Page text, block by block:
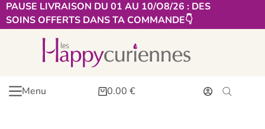
PAUSE LIVRAISON DU 01 AU 10/O8/26 : DES
SOINS OFFERTS DANS TA COMMANDE👇​
Menu 0.00 €